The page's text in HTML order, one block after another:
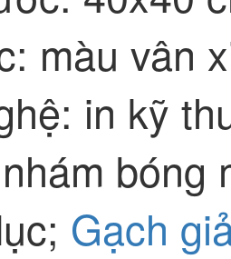
màu vân
in kỹ
bóng
Gạch